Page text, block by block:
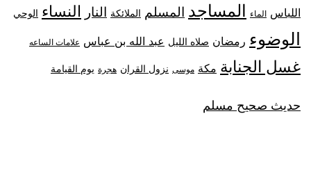
اللباس الماء المساجد المسلم الملائكة النار النساء الوحي
الوضوء رمضان صلاه الليل عبد الله بن عباس علامات الساعه
غسل الجنابة مكة موسى نزول القران هجرة يوم القيامة
حديث صحيح مسلم